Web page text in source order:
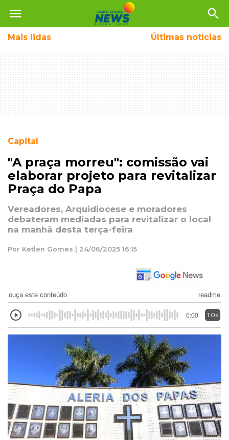
menu search
Mais lidas Últimas notícias
Capital
"A praça morreu": comissão vai
elaborar projeto para revitalizar
Praça do Papa
Vereadores, Arquidiocese e moradores
debateram mediadas para revitalizar o local
na manhã desta terça-feira
Por Ketlen Gomes | 24/06/2025 16:15
ouça este conteúdo readme
0:00 1.0x